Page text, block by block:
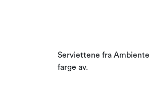
Serviettene fra
farge av.